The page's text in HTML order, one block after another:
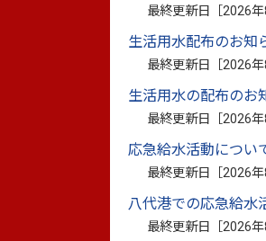
最終更新日［2026
生活用水配布のお知
最終更新日［2026
生活用水の配布のお
最終更新日［2026
応急給水活動につい
最終更新日［2026
八代港での応急給水
最終更新日［2026
最終更新日：2017年5月11日
八代市の生活排水が
け入れています。
見学時間：9時00分
（1回の見学につき